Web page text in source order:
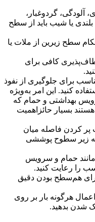
آلودگی، گردوغبار،
یا شیب باید از سطح
سطح زیرین از ملات یا
کافی برای
برای جلوگیری از نفوذ
کنید. این امر به‌ویژه
بهداشتی و حمام که
بسیار حائزاهمیت
پر کردن فاصله میان
به زیر سطوح پوششی
مانند حمام و سرویس
را رعایت کنید.
هم‌سطح بودن دقیق
هرگونه بار بر روی
شدن بدهید.